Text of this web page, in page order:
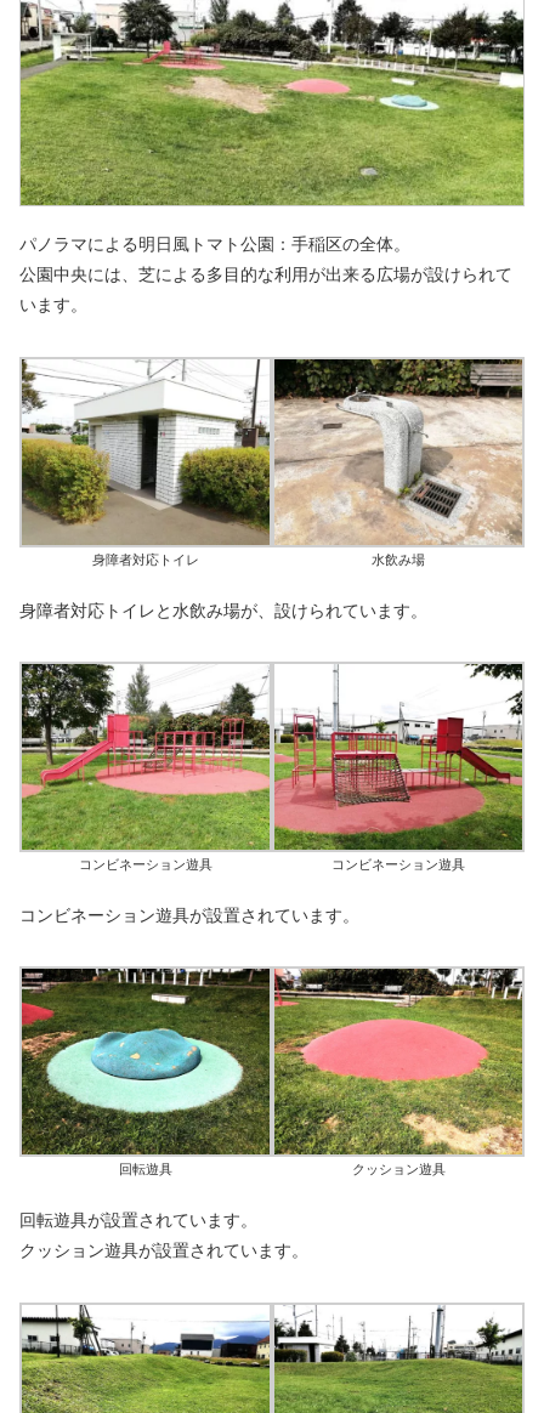
パノラマによる明日風トマト公園：手稲区の全体。
公園中央には、芝による多目的な利用が出来る広場が設けられて
います。
身障者対応トイレ 水飲み場
身障者対応トイレと水飲み場が、設けられています。
コンビネーション遊具 コンビネーション遊具
コンビネーション遊具が設置されています。
回転遊具 クッション遊具
回転遊具が設置されています。
クッション遊具が設置されています。